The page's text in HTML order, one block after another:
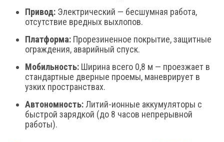
Привод: Электрический — бесшумная работа,
отсутствие вредных выхлопов.
Платформа: Прорезиненное покрытие, защитные
ограждения, аварийный спуск.
Мобильность: Ширина всего 0,8 м — проезжает в
стандартные дверные проемы, маневрирует в
узких пространствах.
Автономность: Литий-ионные аккумуляторы с
быстрой зарядкой (до 8 часов непрерывной
работы).